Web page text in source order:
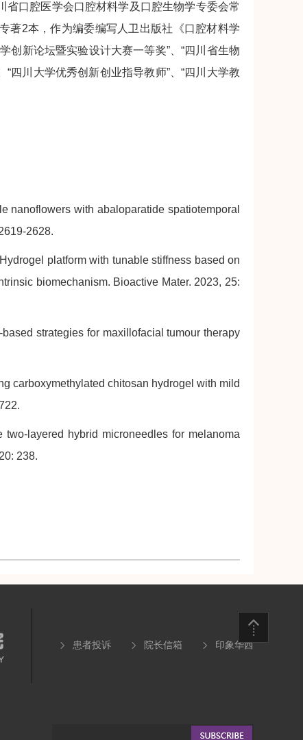
口腔医学会口腔材料学及口腔生物学专委会常
著2本，作为编委编写人卫出版社《口腔材料学
创新论坛暨实验设计大赛一等奖”、“四川省生物
四川大学优秀创新创业指导教师”、“四川大学教
nanoflowers with abaloparatide spatiotemporal
2628.
platform with tunable stiffness based on
biomechanism. Bioactive Mater. 2023, 25:
strategies for maxillofacial tumour therapy
carboxymethylated chitosan hydrogel with mild
layered hybrid microneedles for melanoma
238.
患者投诉 院长信箱 印象华西